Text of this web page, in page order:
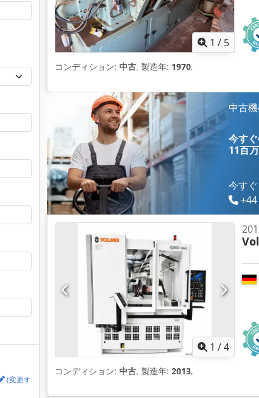
(変更す
1 / 5
コンディション: 中古, 製造年: 1970,
中古
今す
11百
今す
1 /4
コンディション: 中古, 製造年: 2013,